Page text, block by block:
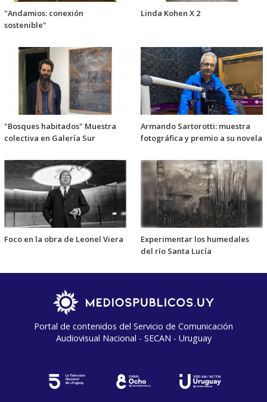
"Andamios: conexión
sostenible"
Linda Kohen X 2
"Bosques habitados" Muestra
colectiva en Galería Sur
Armando Sartorotti: muestra
fotográfica y premio a su novela
Foco en la obra de Leonel Viera
Experimentar los humedales
del río Santa Lucía
Portal de contenidos del Servicio de Comunicación
Audiovisual Nacional - SECAN - Uruguay